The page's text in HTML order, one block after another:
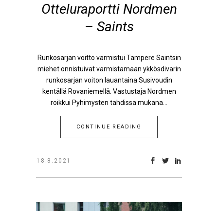
Otteluraportti Nordmen
– Saints
Runkosarjan voitto varmistui Tampere Saintsin
miehet onnistuivat varmistamaan ykkösdivarin
runkosarjan voiton lauantaina Susivoudin
kentällä Rovaniemellä. Vastustaja Nordmen
roikkui Pyhimysten tahdissa mukana...
CONTINUE READING
18.8.2021